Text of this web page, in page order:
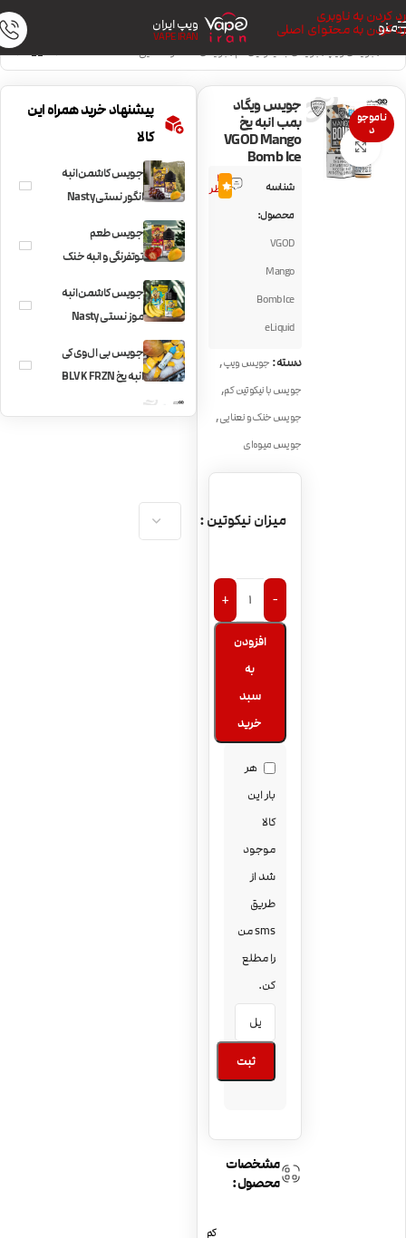
رد کردن به ناوبری
رد کردن به محتوای اصلی
منو ویپ ایران
VAPE IRAN
خانه/جویس ویپ/جویس با نیکوتین کم/جویس خنک و نعنایی
ناموجو
د
بزرگنمایی تصویر
جویس ویگاد
بمب انبه یخ
VGOD Mango
Bomb Ice
شناسه
محصول:
VGOD
Mango
Bomb Ice
eLiquid
3
نظر4.0
دسته: جویس ویپ,
جویس با نیکوتین کم,
جویس خنک و نعنایی,
جویس میوه‌ای
میزان نیکوتین
-
+
افزودن
به
سبد
خرید
هر
بار این
کالا
موجود
شد از
طریق
sms من
را مطلع
کن.
ثبت
مشخصات
محصول:
کم
پیشنهاد خرید همراه این
کالا
جویس کاشمن انبه
انگور نستی Nasty
Grape Cushman
جویس طعم
توتفرنگی و انبه خنک
Nasty Strawberry
Cushman
جویس کاشمن انبه
موز نستی Nasty
Banana Cushman
جویس بی ال وی کی
انبه یخ BLVK FRZN
جویس انبه هلو و